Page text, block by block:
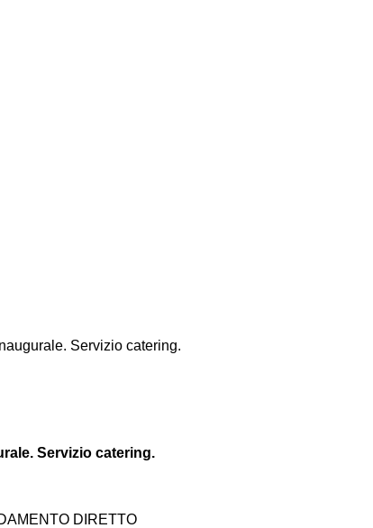
Servizio catering.
Servizio catering.
DIRETTO